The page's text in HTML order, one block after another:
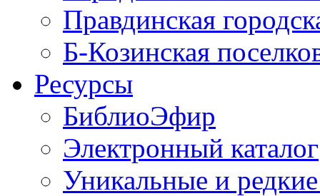
Правдинская
Б-Козинская
Ресурсы
БиблиоЭфир
Электронный каталог
Уникальные и